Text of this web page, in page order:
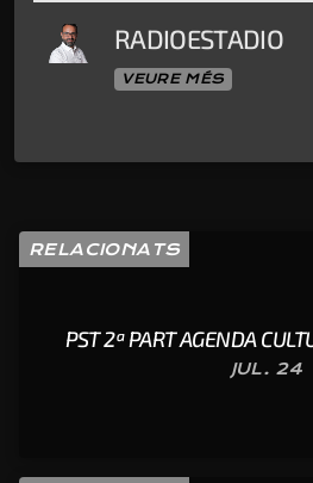
RADIOESTADIO
VEURE MÉS
RELACIONATS
PST 2ª PART AGENDA
JUL. 24